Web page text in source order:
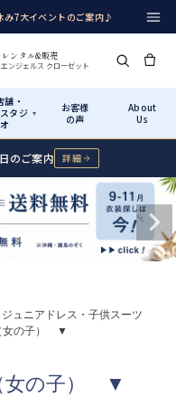
み7大イベントのご案内♪
ンタル&販売
ンジェルス クローゼット
舗・
タジ
オ
▾
お客様
の声
About
Us
アイテムから探す
サイズで選ぶ →
シーンから探す
込む→
ご利用ガイド
実店舗・写真スタジオ
のご案内 詳細
ュニアドレス・子供スーツ
女の子） ▼
女の子） ▼